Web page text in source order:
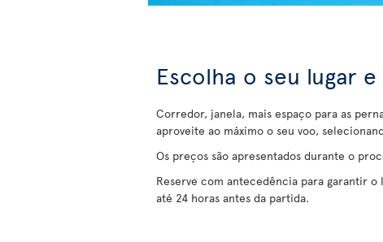
Escolha o seu lugar
Corredor, janela, mais espaço para as
aproveite ao máximo o seu voo,
Os preços são apresentados durante o
Reserve com antecedência para garantir
até 24 horas antes da partida.